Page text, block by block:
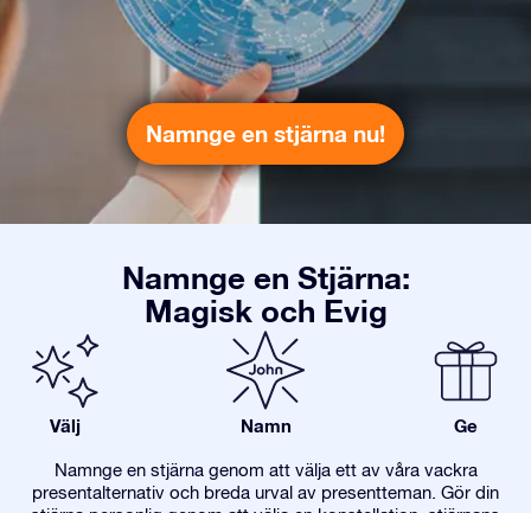
Namnge en stjärna nu!
Namnge en Stjärna:
Magisk och Evig
Välj Namn Ge
Namnge en stjärna genom att välja ett av våra vackra
presentalternativ och breda urval av presentteman. Gör din